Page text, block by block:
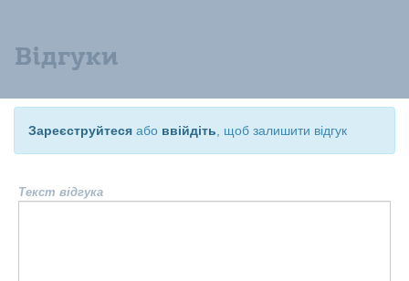
Відгуки
Зареєструйтеся або ввійдіть , щоб залишити відгук
Текст відгука